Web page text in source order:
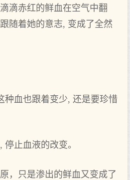
滴赤红的鲜血在空气中翻
随着她的意志, 变成了全然
种血也跟着变少, 还是要珍惜
止血液的改变。
，只是渗出的鲜血又变成了